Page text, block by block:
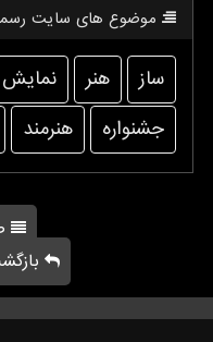
موضوع های سایت
ساز هنر نمایش
جشنواره
هنرمند